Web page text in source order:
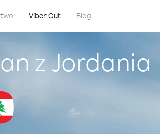
Viber Out Blog
z Jordania